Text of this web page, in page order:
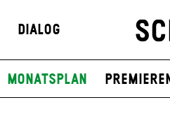
Dialog
Monatsplan Premieren